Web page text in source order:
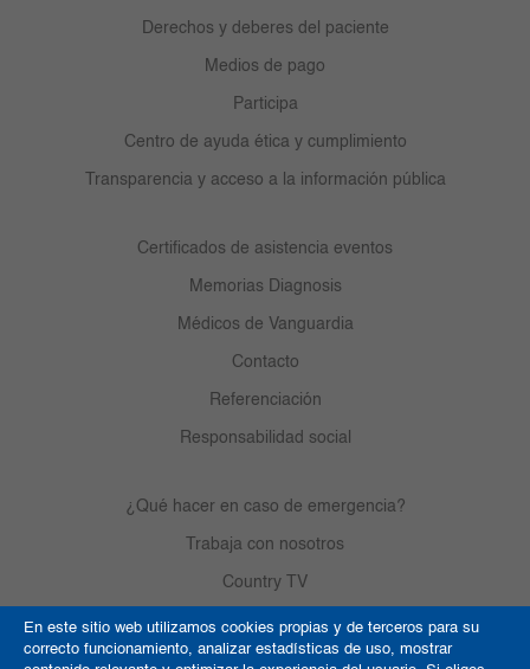
En este sitio web utilizamos cookies propias y de terceros para su
correcto funcionamiento, analizar estadísticas de uso, mostrar
Derechos y deberes del paciente
Medios de pago
Participa
Centro de ayuda ética y cumplimiento
Transparencia y acceso a la información pública
Certificados de asistencia eventos
Memorias Diagnosis
Médicos de Vanguardia
Contacto
Referenciación
Responsabilidad social
¿Qué hacer en caso de emergencia?
Trabaja con nosotros
Country TV
Política de Cookies